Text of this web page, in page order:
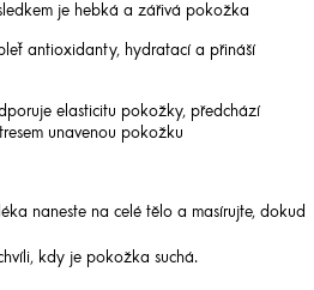
je hebká a zářivá pokožka
antioxidanty, hydratací a přináší
elasticitu pokožky, předchází
unavenou pokožku
naneste na celé tělo a masírujte, dokud
kdy je pokožka suchá.